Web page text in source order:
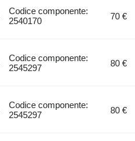
Codice componente:
2540170
70 €
Codice componente:
2545297
80 €
Codice componente:
2545297
80 €